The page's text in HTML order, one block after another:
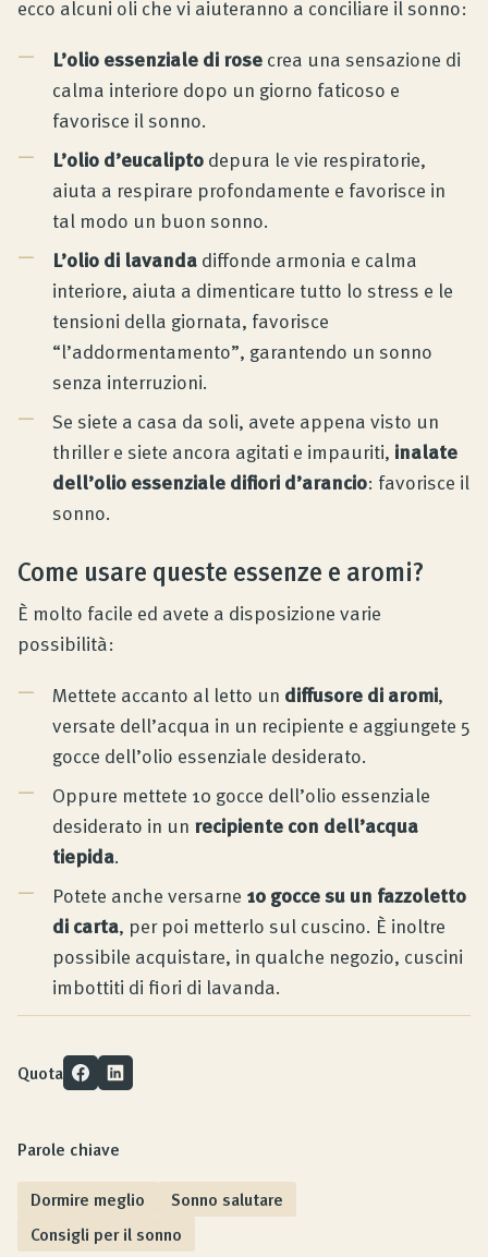
ecco alcuni oli che vi aiuteranno a conciliare il sonno:
L’olio essenziale di rosecrea una sensazione di
calma interiore dopo un giorno faticoso e
favorisce il sonno.
L’olio d’eucaliptodepura le vie respiratorie,
aiuta a respirare profondamente e favorisce in
tal modo un buon sonno.
L’olio di lavandadiffonde armonia e calma
interiore, aiuta a dimenticare tutto lo stress e le
tensioni della giornata, favorisce
“l’addormentamento”, garantendo un sonno
senza interruzioni.
Se siete a casa da soli, avete appena visto un
thriller e siete ancora agitati e impauriti, inalate
dell’olio essenziale difiori d’arancio: favorisce il
sonno.
Come usare queste essenze e aromi?
È molto facile ed avete a disposizione varie
possibilità:
Mettete accanto al letto un diffusore di aromi,
versate dell’acqua in un recipiente e aggiungete 5
gocce dell’olio essenziale desiderato.
Oppure mettete 10 gocce dell’olio essenziale
desiderato in un recipiente con dell’acqua
tiepida.
Potete anche versarne 10 gocce su un fazzoletto
di carta, per poi metterlo sul cuscino. È inoltre
possibile acquistare, in qualche negozio, cuscini
imbottiti di fiori di lavanda.
Quota
Parole chiave
Dormire meglio
Sonno salutare
Consigli per il sonno